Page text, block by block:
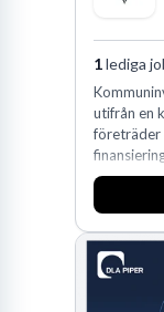
1lediga
utifrån en
företräder